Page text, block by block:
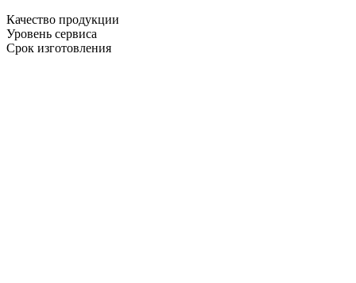
Качество продукции
Уровень сервиса
Срок изготовления